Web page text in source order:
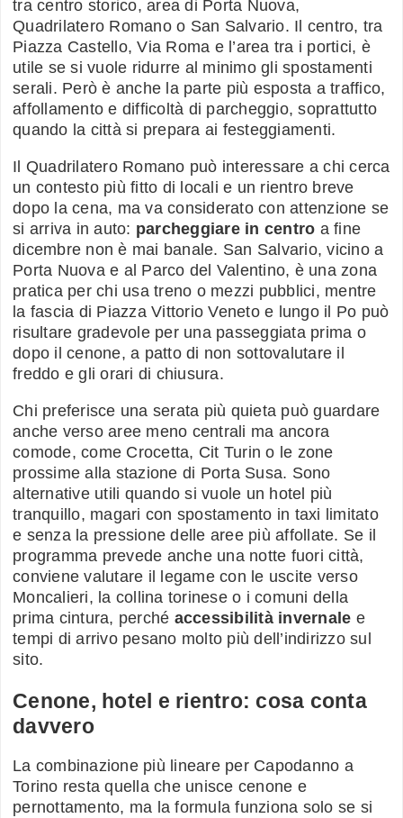
tra centro storico, area di Porta Nuova,
Quadrilatero Romano o San Salvario. Il centro, tra
Piazza Castello, Via Roma e l’area tra i portici, è
utile se si vuole ridurre al minimo gli spostamenti
serali. Però è anche la parte più esposta a traffico,
affollamento e difficoltà di parcheggio, soprattutto
quando la città si prepara ai festeggiamenti.
Il Quadrilatero Romano può interessare a chi cerca
un contesto più fitto di locali e un rientro breve
dopo la cena, ma va considerato con attenzione se
si arriva in auto: parcheggiare in centro a fine
dicembre non è mai banale. San Salvario, vicino a
Porta Nuova e al Parco del Valentino, è una zona
pratica per chi usa treno o mezzi pubblici, mentre
la fascia di Piazza Vittorio Veneto e lungo il Po può
risultare gradevole per una passeggiata prima o
dopo il cenone, a patto di non sottovalutare il
freddo e gli orari di chiusura.
Chi preferisce una serata più quieta può guardare
anche verso aree meno centrali ma ancora
comode, come Crocetta, Cit Turin o le zone
prossime alla stazione di Porta Susa. Sono
alternative utili quando si vuole un hotel più
tranquillo, magari con spostamento in taxi limitato
e senza la pressione delle aree più affollate. Se il
programma prevede anche una notte fuori città,
conviene valutare il legame con le uscite verso
Moncalieri, la collina torinese o i comuni della
prima cintura, perché accessibilità invernale e
tempi di arrivo pesano molto più dell’indirizzo sul
sito.
Cenone, hotel e rientro: cosa conta
davvero
La combinazione più lineare per Capodanno a
Torino resta quella che unisce cenone e
pernottamento, ma la formula funziona solo se si